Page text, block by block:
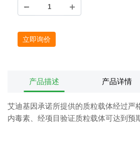
立即询价
产品描述 产品详情
艾迪基因承诺所提供的质粒载体经过严
内毒素、经项目验证质粒载体可达到预